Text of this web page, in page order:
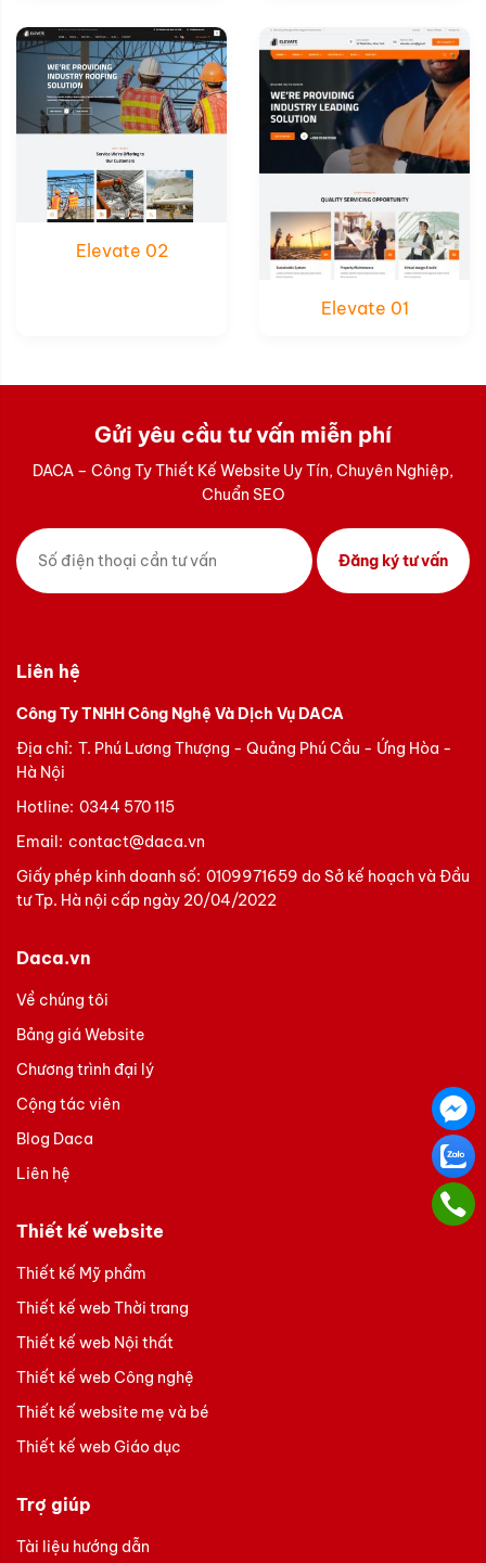
Chi tiết
Elevate 02
Chi tiết
Elevate 01
Gửi yêu cầu tư vấn miễn phí
DACA – Công Ty Thiết Kế Website Uy Tín, Chuyên Nghiệp,
Chuẩn SEO
Đăng ký tư vấn
Liên hệ
Công Ty TNHH Công Nghệ Và Dịch Vụ DACA
Địa chỉ: T. Phú Lương Thượng - Quảng Phú Cầu - Ứng Hòa -
Hà Nội
Hotline: 0344 570 115
Email: contact@daca.vn
Giấy phép kinh doanh số: 0109971659 do Sở kế hoạch và Đầu
tư Tp. Hà nội cấp ngày 20/04/2022
Daca.vn
Về chúng tôi
Bảng giá Website
Chương trình đại lý
Cộng tác viên
Blog Daca
Liên hệ
Thiết kế website
Thiết kế Mỹ phẩm
Thiết kế web Thời trang
Thiết kế web Nội thất
Thiết kế web Công nghệ
Thiết kế website mẹ và bé
Thiết kế web Giáo dục
Trợ giúp
Tài liệu hướng dẫn